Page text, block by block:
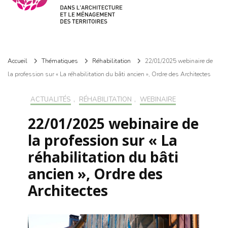
Accueil Thématiques Réhabilitation
22/01/2025 webinaire de
la profession sur « La réhabilitation du bâti ancien », Ordre des Architectes
ACTUALITÉS , RÉHABILITATION , WEBINAIRE
22/01/2025 webinaire de
la profession sur « La
réhabilitation du bâti
ancien », Ordre des
Architectes